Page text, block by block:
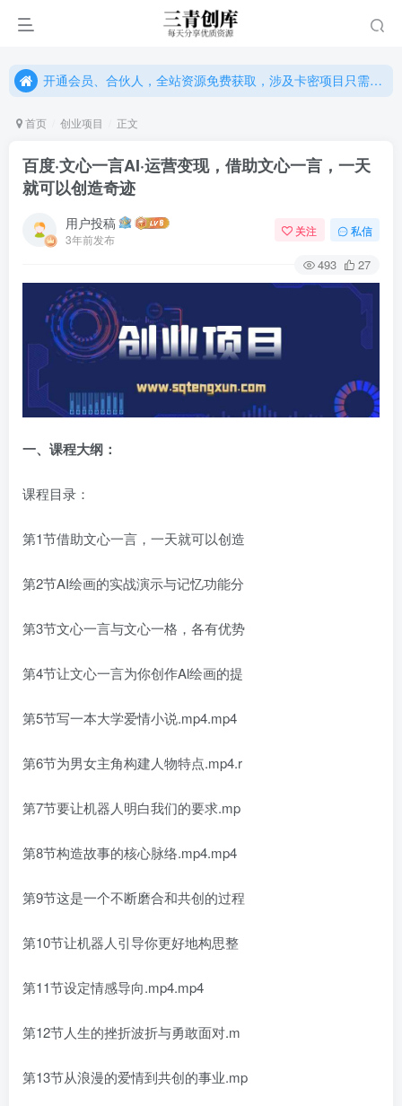
开通会员、合伙人，全站资源免费获取，涉及卡密项目只需单独购卡密（位置：网站右下悬浮按钮）
开通会员、合伙人，全站资源免费获取，涉及卡密项目只需单独购卡密（位置：网站右下悬浮按钮）
首页 创业项目 正文
百度·文心一言AI·运营变现，借助文心一言，一天
就可以创造奇迹
用户投稿
3年前发布
关注 私信
493 27
一、 课程大纲：
课程目录：
第1节借助文心一言，一天就可以创造
第2节AI绘画的实战演示与记忆功能分
第3节文心一言与文心一格，各有优势
第4节让文心一言为你创作Al绘画的提
第5节写一本大学爱情小说.mp4.mp4
第6节为男女主角构建人物特点.mp4.r
第7节要让机器人明白我们的要求.mp
第8节构造故事的核心脉络.mp4.mp4
第9节这是一个不断磨合和共创的过程
第10节让机器人引导你更好地构思整
第11节设定情感导向.mp4.mp4
第12节人生的挫折波折与勇敢面对.m
第13节从浪漫的爱情到共创的事业.mp